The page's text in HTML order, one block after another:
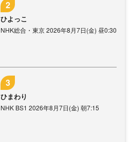
ひよっこ
NHK総合・東京 2026年8月7日(金) 昼0:30
ひまわり
NHK BS1 2026年8月7日(金) 朝7:15